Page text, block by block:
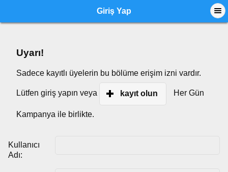
Giriş Yap
Uyarı!
Sadece kayıtlı üyelerin bu bölüme erişim izni vardır.
Lütfen giriş yapın veya kayıt olun Her Gün
Kampanya ile birlikte.
Kullanıcı
Adı: